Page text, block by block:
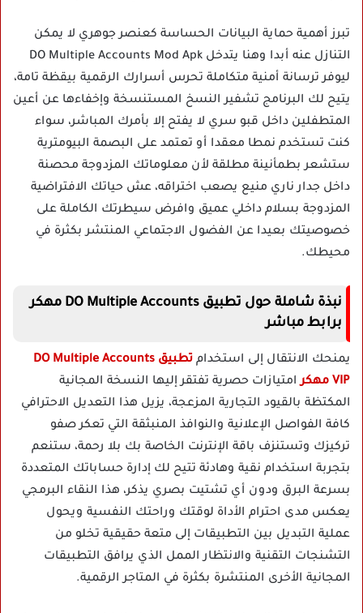
تبرز أهمية حماية البيانات الحساسة كعنصر جوهري لا يمكن
التنازل عنه أبدا وهنا يتدخل DO Multiple Accounts Mod Apk
ليوفر ترسانة أمنية متكاملة تحرس أسرارك الرقمية بيقظة تامة،
يتيح لك البرنامج تشفير النسخ المستنسخة وإخفاءها عن أعين
المتطفلين داخل قبو سري لا يفتح إلا بأمرك المباشر، سواء
كنت تستخدم نمطا معقدا أو تعتمد على البصمة البيومترية
ستشعر بطمأنينة مطلقة لأن معلوماتك المزدوجة محصنة
داخل جدار ناري منيع يصعب اختراقه، عش حياتك الافتراضية
المزدوجة بسلام داخلي عميق وافرض سيطرتك الكاملة على
خصوصيتك بعيدا عن الفضول الاجتماعي المنتشر بكثرة في
محيطك.
نبذة شاملة حول تطبيق DO Multiple Accounts مهكر
برابط مباشر
يمنحك الانتقال إلى استخدام
تطبيق DO Multiple Accounts
VIP مهكر
امتيازات حصرية تفتقر إليها النسخة المجانية
المكتظة بالقيود التجارية المزعجة، يزيل هذا التعديل الاحترافي
كافة الفواصل الإعلانية والنوافذ المنبثقة التي تعكر صفو
تركيزك وتستنزف باقة الإنترنت الخاصة بك بلا رحمة، ستنعم
بتجربة استخدام نقية وهادئة تتيح لك إدارة حساباتك المتعددة
بسرعة البرق ودون أي تشتيت بصري يذكر، هذا النقاء البرمجي
يعكس مدى احترام الأداة لوقتك وراحتك النفسية ويحول
عملية التبديل بين التطبيقات إلى متعة حقيقية تخلو من
التشنجات التقنية والانتظار الممل الذي يرافق التطبيقات
المجانية الأخرى المنتشرة بكثرة في المتاجر الرقمية.